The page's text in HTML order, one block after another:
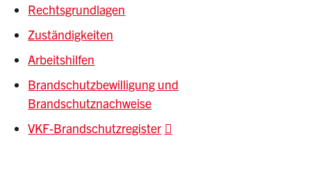
Rechtsgrundlagen
Zuständigkeiten
Arbeitshilfen
Brandschutzbewilligung und
Brandschutznachweise
VKF-Brandschutzregister